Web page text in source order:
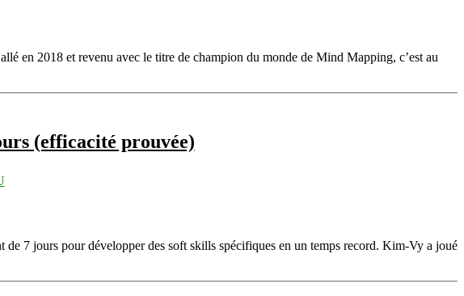
en 2018 et revenu avec le titre de champion du monde de Mind Mapping, c’est au
(efficacité prouvée)
7 jours pour développer des soft skills spécifiques en un temps record. Kim-Vy a joué